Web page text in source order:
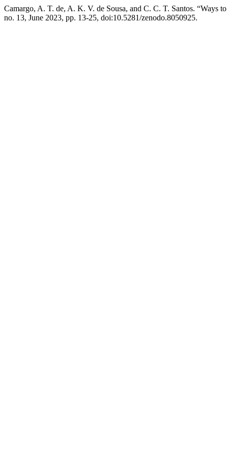
Camargo, A. T. de, A. K. V. de Sousa, and C. C. T. Santos. “Ways
no. 13, June 2023, pp. 13-25, doi:10.5281/zenodo.8050925.